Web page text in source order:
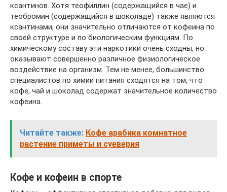
ксантинов. Хотя теофиллин (содержащийся в чае) и
теобромин (содержащийся в шоколаде) также являются
ксантинами, они значительно отличаются от кофеина по
своей структуре и по биологическим функциям. По
химическому составу эти наркотики очень сходны, но
оказывают совершенно различное физиологическое
воздействие на организм. Тем не менее, большинство
специалистов по химии питания сходятся на том, что
кофе, чай и шоколад содержат значительное количество
кофеина.
Читайте также: Кофе арабика комнатное
растение приметы и суеверия
Кофе и кофеин в спорте